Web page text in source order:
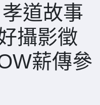
道故事
攝影徵
薪傳參